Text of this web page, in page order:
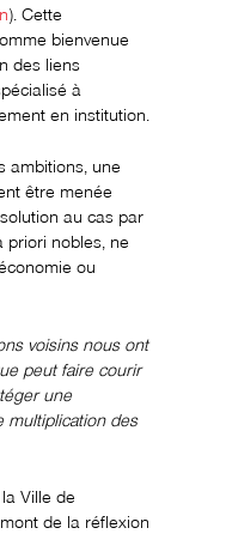
). Cette
bienvenue
des liens
à
en institution.
ambitions, une
être menée
au cas par
priori nobles, ne
ou
voisins nous ont
peut faire courir
une
multiplication des
Ville de
de la réflexion